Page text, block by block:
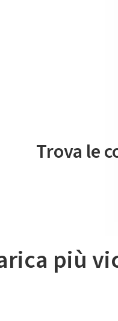
Il servizio di mobilità
Trova le
più